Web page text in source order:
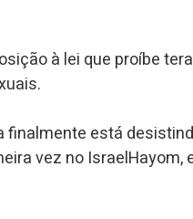
à lei que proíbe
finalmente está
vez no IsraelHayom,